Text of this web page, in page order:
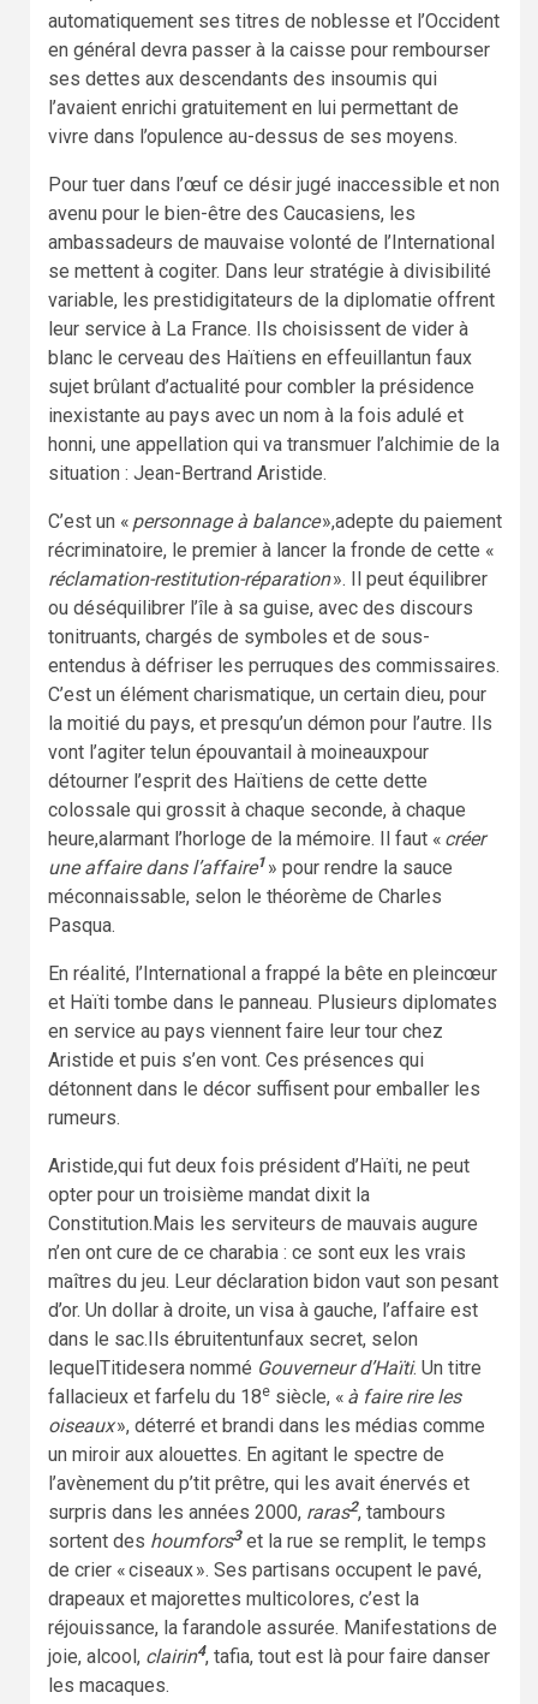
automatiquement ses titres de noblesse et l’Occident
en général devra passer à la caisse pour rembourser
ses dettes aux descendants des insoumis qui
l’avaient enrichi gratuitement en lui permettant de
vivre dans l’opulence au-dessus de ses moyens.
Pour tuer dans l’œuf ce désir jugé inaccessible et non
avenu pour le bien-être des Caucasiens, les
ambassadeurs de mauvaise volonté de l’International
se mettent à cogiter. Dans leur stratégie à divisibilité
variable, les prestidigitateurs de la diplomatie offrent
leur service à La France. Ils choisissent de vider à
blanc le cerveau des Haïtiens en effeuillantun faux
sujet brûlant d’actualité pour combler la présidence
inexistante au pays avec un nom à la fois adulé et
honni, une appellation qui va transmuer l’alchimie de la
situation : Jean-Bertrand Aristide.
C’est un « personnage à balance»,adepte du paiement
récriminatoire, le premier à lancer la fronde de cette «
réclamation-restitution-réparation». Il peut équilibrer
ou déséquilibrer l’île à sa guise, avec des discours
tonitruants, chargés de symboles et de sous-
entendus à défriser les perruques des commissaires.
C’est un élément charismatique, un certain dieu, pour
la moitié du pays, et presqu’un démon pour l’autre. Ils
vont l’agiter telun épouvantail à moineauxpour
détourner l’esprit des Haïtiens de cette dette
colossale qui grossit à chaque seconde, à chaque
heure,alarmant l’horloge de la mémoire. Il faut « créer
une affaire dans l’affaire1 » pour rendre la sauce
méconnaissable, selon le théorème de Charles
Pasqua.
En réalité, l’International a frappé la bête en pleincœur
et Haïti tombe dans le panneau. Plusieurs diplomates
en service au pays viennent faire leur tour chez
Aristide et puis s’en vont. Ces présences qui
détonnent dans le décor suffisent pour emballer les
rumeurs.
Aristide,qui fut deux fois président d’Haïti, ne peut
opter pour un troisième mandat dixit la
Constitution.Mais les serviteurs de mauvais augure
n’en ont cure de ce charabia : ce sont eux les vrais
maîtres du jeu. Leur déclaration bidon vaut son pesant
d’or. Un dollar à droite, un visa à gauche, l’affaire est
dans le sac.Ils ébruitentunfaux secret, selon
lequelTitidesera nommé Gouverneur d’Haïti. Un titre
fallacieux et farfelu du 18e siècle, « à faire rire les
oiseaux», déterré et brandi dans les médias comme
un miroir aux alouettes. En agitant le spectre de
l’avènement du p’tit prêtre, qui les avait énervés et
surpris dans les années 2000, raras2, tambours
sortent des houmfors3et la rue se remplit, le temps
de crier « ciseaux ». Ses partisans occupent le pavé,
drapeaux et majorettes multicolores, c’est la
réjouissance, la farandole assurée. Manifestations de
joie, alcool, clairin4, tafia, tout est là pour faire danser
les macaques.